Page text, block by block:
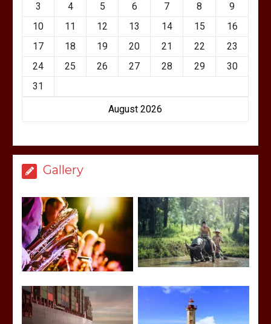
August 2026
3
4 5 6 7 8
9
10
11 12 13 14 15
16
17
18 19 20 21 22
23
24
25 26 27 28 29
30
31
Gallery